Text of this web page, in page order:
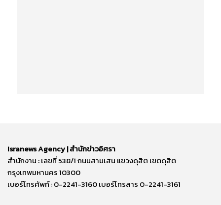
Isranews Agency | สำนักข่าวอิศรา
สำนักงาน : เลขที่ 538/1 ถนนสามเสน แขวงดุสิต เขตดุสิต
กรุงเทพมหานคร 10300
เบอร์โทรศัพท์ : 0-2241-3160 เบอร์โทรสาร 0-2241-3161